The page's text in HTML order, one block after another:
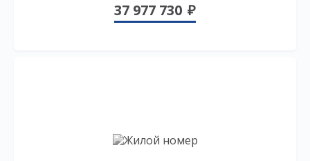
37 977 730